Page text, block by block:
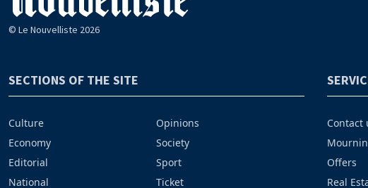
© Le Nouvelliste 2026
SECTIONS OF THE SITE
Culture
Economy
Editorial
National
Opinions
Society
Sport
Ticket
Contact
Offers
Real